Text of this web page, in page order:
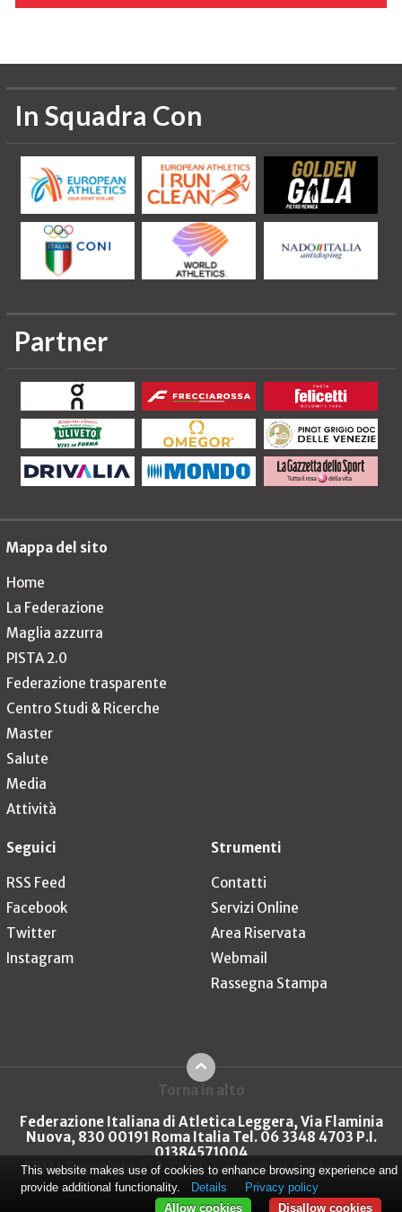
In Squadra Con
Partner
Mappa del sito
Home
La Federazione
Maglia azzurra
PISTA 2.0
Federazione trasparente
Centro Studi & Ricerche
Master
Salute
Media
Attività
Seguici
RSS Feed
Facebook
Twitter
Instagram
Strumenti
Contatti
Servizi Online
Area Riservata
Webmail
Rassegna Stampa
Torna in alto
Federazione Italiana di Atletica Leggera, Via Flaminia
Nuova, 830 00191 Roma Italia Tel. 06 3348 4703 P.I.
01384571004
FIDAL Copyright © 2026 Privacy policy Cookie policy
This website makes use of cookies to enhance browsing experience and
provide additional functionality.
Details
Privacy policy
Disallow cookies
Allow cookies